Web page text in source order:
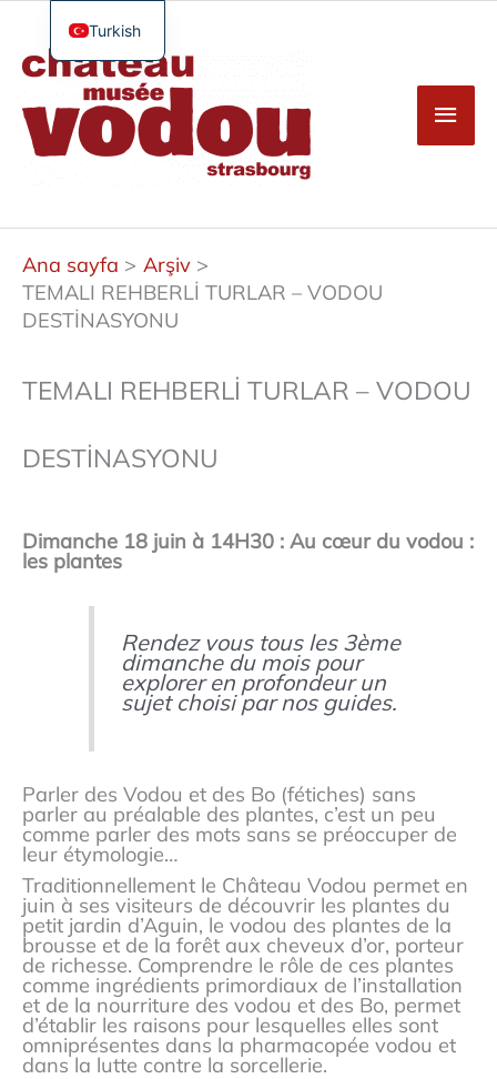
İçeriğe
Ana sayfa
Arşiv
TEMALI REHBERLİ TURLAR – VODOU
DESTİNASYONU
TEMALI REHBERLİ TURLAR – VODOU
DESTİNASYONU
Dimanche 18 juin à 14H30 : Au cœur du vodou :
les plantes
Rendez vous tous les 3ème
dimanche du mois pour
explorer en profondeur un
sujet choisi par nos guides.
Parler des Vodou et des Bo (fétiches) sans
parler au préalable des plantes, c’est un peu
comme parler des mots sans se préoccuper de
leur étymologie…
Traditionnellement le Château Vodou permet en
juin à ses visiteurs de découvrir les plantes du
petit jardin d’Aguin, le vodou des plantes de la
brousse et de la forêt aux cheveux d’or, porteur
de richesse. Comprendre le rôle de ces plantes
comme ingrédients primordiaux de l’installation
et de la nourriture des vodou et des Bo, permet
d’établir les raisons pour lesquelles elles sont
omniprésentes dans la pharmacopée vodou et
dans la lutte contre la sorcellerie.
Turkish
French
English
German